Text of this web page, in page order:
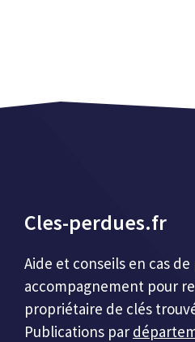
Cles-perdues.fr
Aide et conseils en cas
accompagnement pour
propriétaire de clés
Publications par